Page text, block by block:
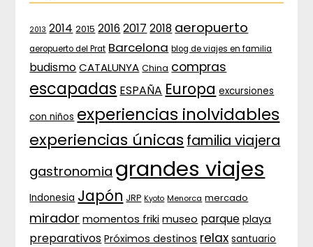
2013 2014 2015 2016 2017 2018 aeropuerto
aeropuerto del Prat Barcelona blog de viajes en familia
budismo CATALUNYA China compras
escapadas ESPAÑA Europa excursiones
con niños experiencias inolvidables
experiencias únicas familia viajera
gastronomia grandes viajes
Indonesia Japón JRP Kyoto Menorca mercado
mirador momentos friki museo parque playa
preparativos Próximos destinos relax santuario